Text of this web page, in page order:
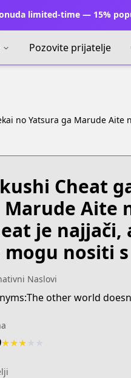
limited-time — 15%
Pozovite prijatelje
no Yatsura ga Marude
Cheat
Marude Aite
je najjači,
mogu nositi
Naslovi
other world
★★★